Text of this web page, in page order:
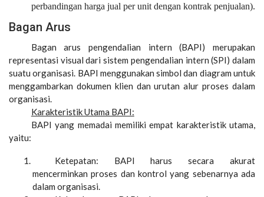
perbandingan harga jual per unit dengan kontrak penjualan).
Bagan Arus
Bagan arus pengendalian intern (BAPI) merupakan
representasi visual dari sistem pengendalian intern (SPI) dalam
suatu organisasi. BAPI menggunakan simbol dan diagram untuk
menggambarkan dokumen klien dan urutan alur proses dalam
organisasi.
Karakteristik Utama BAPI:
BAPI yang memadai memiliki empat karakteristik utama,
yaitu:
Ketepatan: BAPI harus secara akurat
mencerminkan proses dan kontrol yang sebenarnya ada
dalam organisasi.